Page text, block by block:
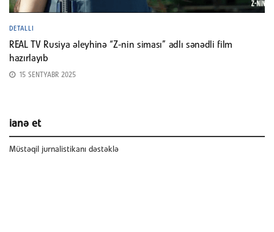
DETALLI
REAL TV Rusiya əleyhinə “Z-nin siması” adlı sənədli film
hazırlayıb
15 SENTYABR 2025
ianə et
Müstəqil jurnalistikanı dəstəklə